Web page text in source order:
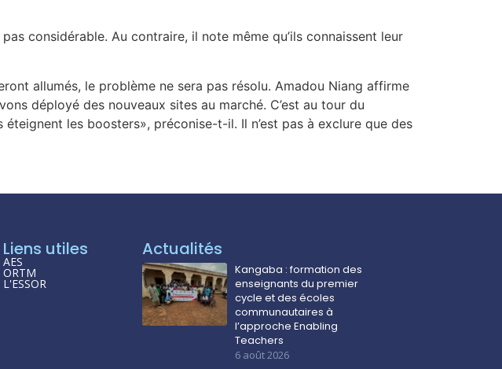
considérable. Au contraire, il note même qu’ils connaissent leur
allumés, le problème ne sera pas résolu. Amadou Niang affirme
déployé des nouveaux sites au marché. C’est au tour du
les boosters», préconise-t-il. Il n’est pas à exclure que des
Liens utiles
AES
ORTM
L'ESSOR
Actualités
Kangaba : formation des
enseignants du premier
cycle et des écoles
communautaires à
l’approche Enabling
Teachers
6 août 2026